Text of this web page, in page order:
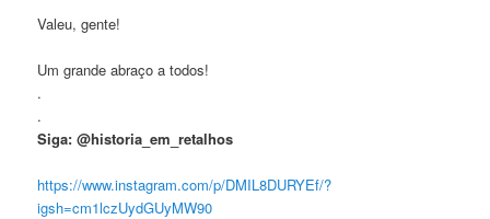
Valeu, gente!
Um grande abraço a todos!
.
.
Siga: @historia_em_retalhos
https://www.instagram.com/p/DMIL8DURYEf/?
igsh=cm1lczUydGUyMW90